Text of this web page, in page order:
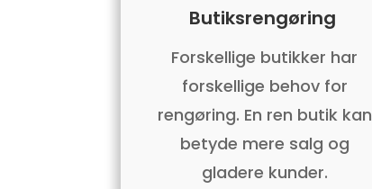
Butiksrengøring
Forskellige butikker har
forskellige behov for
rengøring. En ren butik kan
betyde mere salg og
gladere kunder.